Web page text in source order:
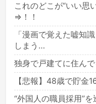
これのどこが“いい思
⇒！！
「漫画で覚えた嘘知
しまう…
独身で戸建てに住ん
【悲報】48歳で貯金
“外国人の職員採用”